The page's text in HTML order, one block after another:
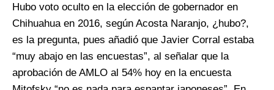
Hubo voto oculto en la elección de gobernador en
Chihuahua en 2016, según Acosta Naranjo, ¿hubo?,
es la pregunta, pues añadió que Javier Corral estaba
“muy abajo en las encuestas”, al señalar que la
aprobación de AMLO al 54% hoy en la encuesta